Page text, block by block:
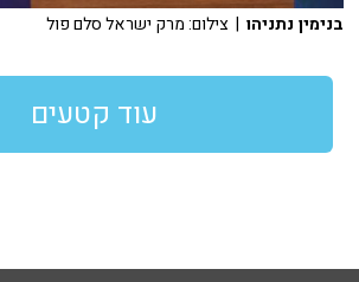
בנימין נתניהו | צילום: מרק ישראל סלם פול
עוד קטעים